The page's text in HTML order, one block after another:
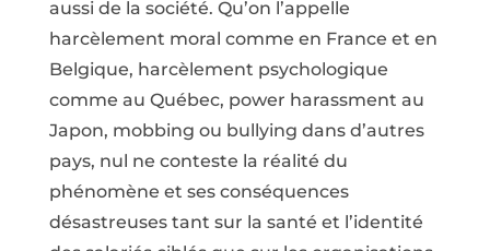
aussi de la société. Qu’on l’appelle
harcèlement moral comme en France et en
Belgique, harcèlement psychologique
comme au Québec, power harassment au
Japon, mobbing ou bullying dans d’autres
pays, nul ne conteste la réalité du
phénomène et ses conséquences
désastreuses tant sur la santé et l’identité